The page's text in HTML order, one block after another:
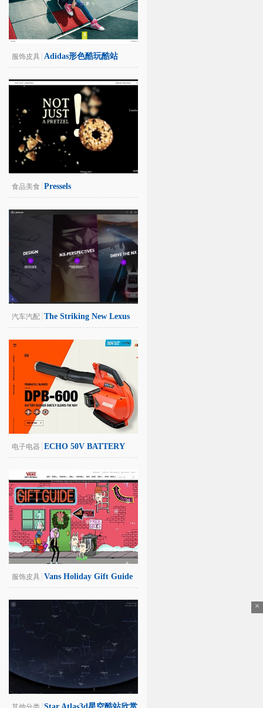
服饰皮具 Adidas形色酷玩酷站
食品美食 Pressels
汽车汽配 The Striking New Lexus
NX 300h
电子电器 ECHO 50V BATTERY
SERIES
服饰皮具 Vans Holiday Gift Guide
欧美鞋子酷站
×